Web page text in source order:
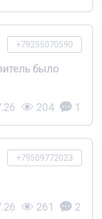
+79255070590
было
204 1
+79509772023
261 2